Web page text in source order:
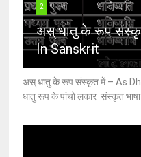
2
अस् धातु के रूप
In Sanskrit
अस् धातु के रूप संस्कृत में – As
धातु रूप के पांचो लकार संस्कृत भाषा